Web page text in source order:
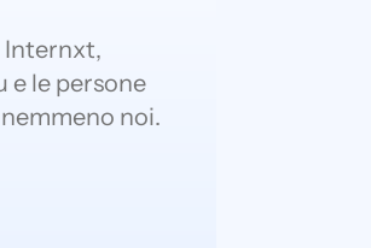
Internxt,
e le persone
noi.